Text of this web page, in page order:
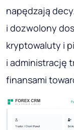
napędzają
i dozwolony
kryptowaluty i
i administrację
finansami